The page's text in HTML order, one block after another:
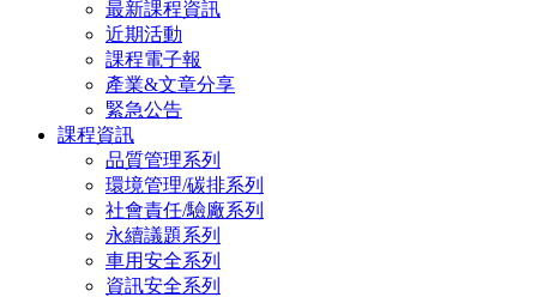
最新課程資訊
近期活動
課程電子報
產業&文章分享
緊急公告
課程資訊
品質管理系列
環境管理/碳排系列
社會責任/驗廠系列
永續議題系列
車用安全系列
資訊安全系列